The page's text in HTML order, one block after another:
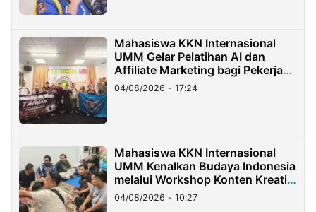
Mahasiswa KKN Internasional
UMM Gelar Pelatihan AI dan
Affiliate Marketing bagi Pekerja
Migran Indonesia di Taiwan
04/08/2026 - 17:24
Mahasiswa KKN Internasional
UMM Kenalkan Budaya Indonesia
melalui Workshop Konten Kreatif
di Taiwan
04/08/2026 - 10:27